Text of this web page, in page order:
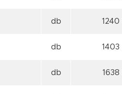
db 1240
db 1403
db 1638